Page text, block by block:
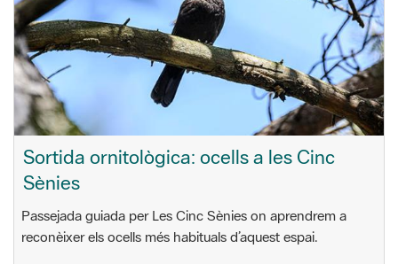
Sortida ornitològica: ocells a les Cinc
Sènies
Passejada guiada per Les Cinc Sènies on aprendrem a
reconèixer els ocells més habituals d’aquest espai.
21/03/2026
8 h